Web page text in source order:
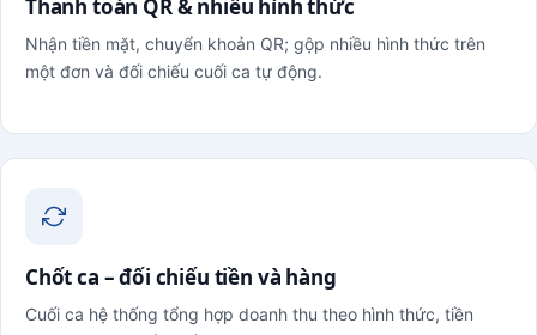
Thanh toán QR & nhiều hình thức
Nhận tiền mặt, chuyển khoản QR; gộp nhiều hình thức trên
một đơn và đối chiếu cuối ca tự động.
Chốt ca – đối chiếu tiền và hàng
Cuối ca hệ thống tổng hợp doanh thu theo hình thức, tiền